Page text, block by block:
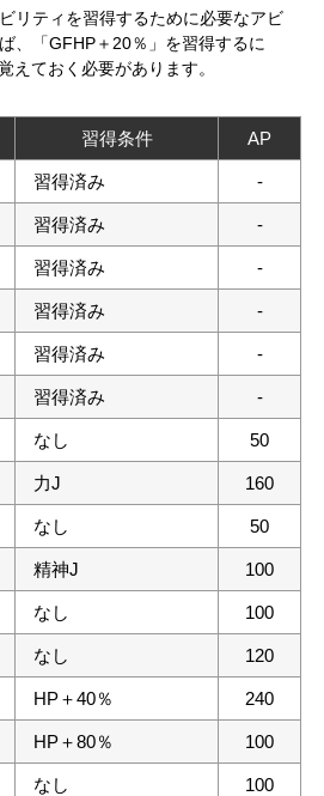
リティを習得するために必要なアビ
、「GFHP＋20％」を習得するに
えておく必要があります。
習得条件 AP
習得済み -
習得済み -
習得済み -
習得済み -
習得済み -
習得済み -
なし 50
力J 160
なし 50
精神J 100
なし 100
なし 120
HP＋40％ 240
HP＋80％ 100
なし 100